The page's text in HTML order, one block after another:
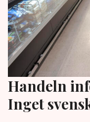
Handeln
Inget